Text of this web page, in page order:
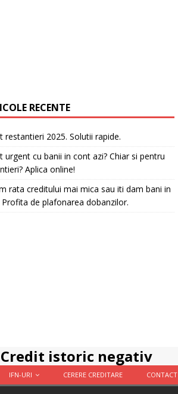
RECENTE
restantieri 2025. Solutii rapide.
urgent cu banii in cont azi? Chiar si pentru
Aplica online!
rata creditului mai mica sau iti dam bani in
Profita de plafonarea dobanzilor.
Credit istoric negativ
IFN-URI CERERE CREDITARE CONTACT